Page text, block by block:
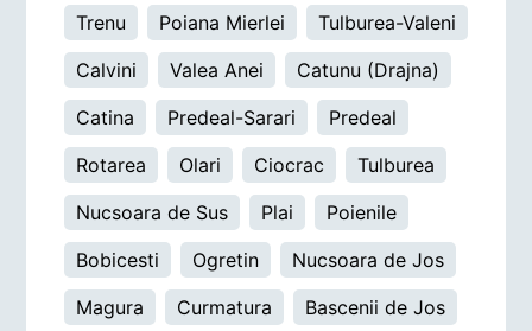
Trenu
Poiana Mierlei
Tulburea-Valeni
Calvini
Valea Anei
Catunu (Drajna)
Catina
Predeal-Sarari
Predeal
Rotarea
Olari Ciocrac
Tulburea
Nucsoara de Sus
Plai
Poienile
Bobicesti
Ogretin
Nucsoara de Jos
Magura
Curmatura
Bascenii de Jos